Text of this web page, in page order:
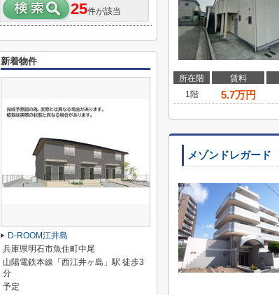
所在階 賃料
1階
5.7万円
メゾンドレガード
25件が該当
新着物件
D-ROOM江井島
兵庫県明石市魚住町中尾
山陽電鉄本線「西江井ヶ島」駅 徒歩3
分
予定